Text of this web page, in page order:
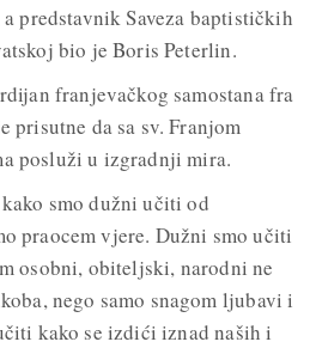
predstavnik Saveza baptističkih
bio je Boris Peterlin.
franjevačkog samostana fra
prisutne da sa sv. Franjom
posluži u izgradnji mira.
smo dužni učiti od
praocem vjere. Dužni smo učiti
osobni, obiteljski, narodni ne
nego samo snagom ljubavi i
kako se izdići iznad naših i